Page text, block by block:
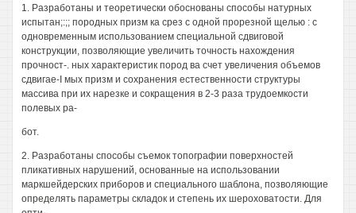
1. Разработаны и теоретически обоснованы способы натурных
испытан;:;; породных призм ка срез с одной прорезной щелью : с
одновременным использованием специальной сдвиговой
конструкции, позволяющие увеличить точность нахождения
прочност-. ных характеристик пород ва счет увеличения объемов
сдвигае-I мых призм и сохранения естественности структуры
массива при их нарезке и сокращения в 2-3 раза трудоемкости
полевых ра-
бот.
2. Разработаны способы съемок топографии поверхностей
пликативных нарушений, основанные на использовании
маркшейдерских приборов и специального шаблона, позволяющие
определять параметры складок и степень их шероховатости. Для